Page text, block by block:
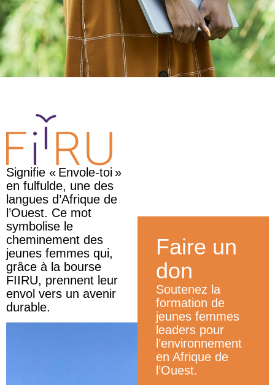
Signifie « Envole-toi »
en fulfulde, une des
langues d’Afrique de
l’Ouest. Ce mot
symbolise le
cheminement des
jeunes femmes qui,
grâce à la bourse
FIIRU, prennent leur
envol vers un avenir
durable.
Faire un
don
Soutenez la
formation de
jeunes femmes
leaders pour
l’environnement
en Afrique de
l’Ouest.